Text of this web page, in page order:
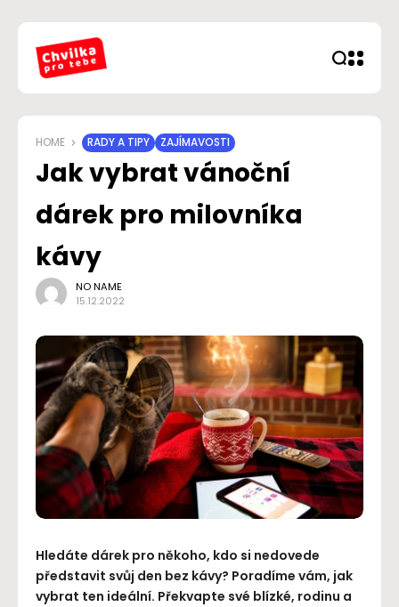
HOME RADY A TIPY ZAJÍMAVOSTI
Jak vybrat vánoční
dárek pro milovníka
kávy
NO NAME
15.12.2022
Hledáte dárek pro někoho, kdo si nedovede
představit svůj den bez kávy? Poradíme vám, jak
vybrat ten ideální. Překvapte své blízké, rodinu a